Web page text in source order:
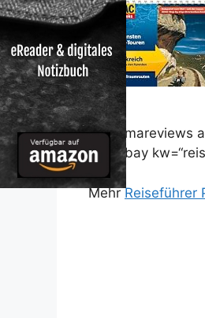
[wpramareviews
[wprebay
MehrReiseführer